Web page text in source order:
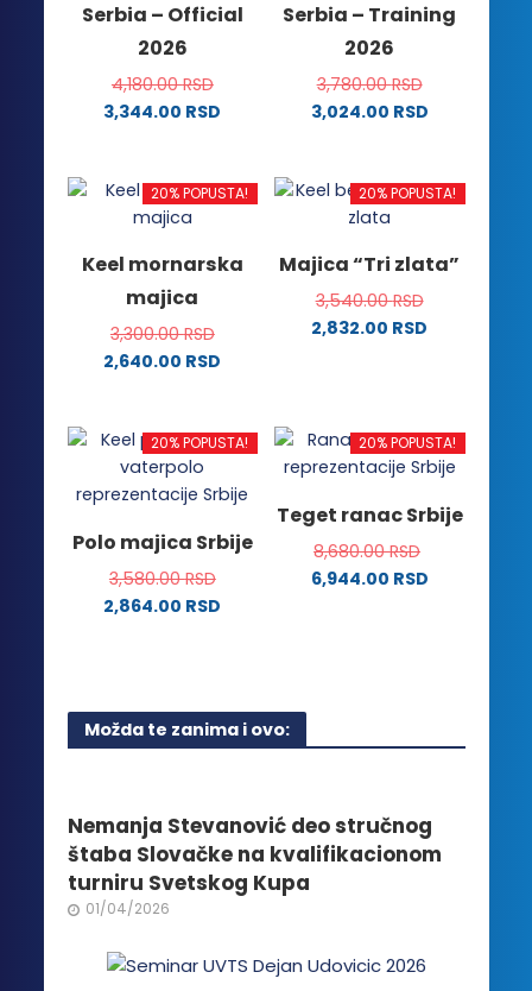
biti
izabrane
na
stranici
izabrane
na
stranici
proizvoda.
Serbia – Official
2026
4,180.00RSD
3,344.00 RSD
ima
više
Opcije
mogu
biti
izabrane
proizvoda.
Serbia – Training
2026
3,780.00RSD
3,024.00 RSD
ima
više
Opcije
mogu
biti
proizvoda.
20% POPUSTA!
Keel mornarska
majica
3,300.00RSD
2,640.00 RSD
ima
više
varijanti.
mogu
biti
izabrane
20% POPUSTA!
Majica “Tri zlata”
3,540.00RSD
2,832.00 RSD
više
varijanti.
mogu
biti
izabrane
20% POPUSTA!
Polo majica Srbije
3,580.00RSD
2,864.00 RSD
više
varijanti.
biti
izabrane
na
stranici
20% POPUSTA!
Teget ranac Srbije
8,680.00RSD
6,944.00 RSD
Možda te zanima i ovo:
Nemanja Stevanović deo stručnog
štaba Slovačke na kvalifikacionom
turniru Svetskog Kupa
01/04/2026